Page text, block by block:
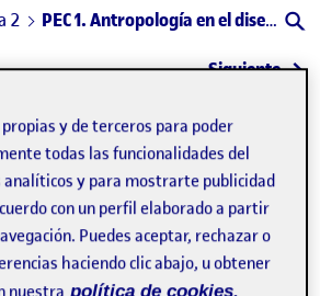
2 PEC 1. Antropología en el diseño y la pulsera de mi sobrina
de entradas
en el diseño Siguiente:
en el
publicación
-comentario en PEC 1. Antropología en el diseño y
propias y de terceros para poder
todas las funcionalidades del
analíticos y para mostrarte publicidad
con un perfil elaborado a partir
Puedes aceptar, rechazar o
haciendo clic abajo, u obtener
política de cookies.